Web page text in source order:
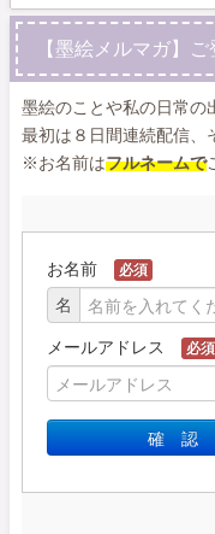
【墨絵メルマガ】
墨絵のことや私の日常の
最初は８日間連続配信、
※お名前はフルネームで